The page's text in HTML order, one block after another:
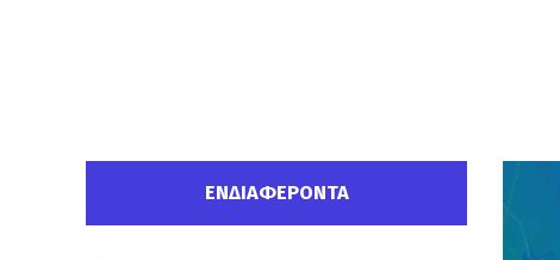
ΕΝΔΙΑΦΕΡΟΝΤΑ